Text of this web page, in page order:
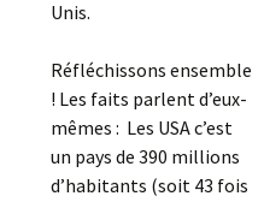
Unis.
Réfléchissons ensemble
! Les faits parlent d’eux-
mêmes : Les USA c’est
un pays de 390 millions
d’habitants (soit 43 fois